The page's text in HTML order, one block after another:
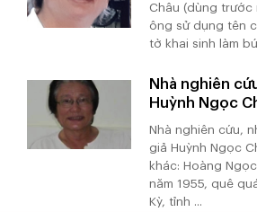
Châu (dùng trước
ông sử dụng tên
tờ khai sinh làm
Nhà nghiên
Huỳnh Ngọc
Nhà nghiên cứu,
giả Huỳnh Ngọc
khác: Hoàng
năm 1955, quê
Kỳ, tỉnh ...